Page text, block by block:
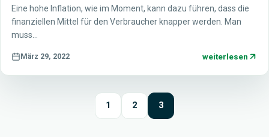
Eine hohe Inflation, wie im Moment, kann dazu führen, dass die
finanziellen Mittel für den Verbraucher knapper werden. Man
muss…
März 29, 2022 weiterlesen
1 2 3